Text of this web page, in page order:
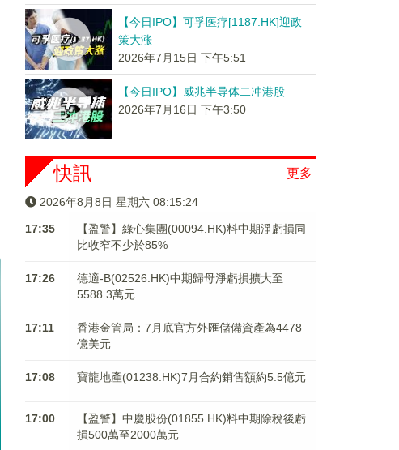
【今日IPO】可孚医疗[1187.HK]迎政
策大涨
2026年7月15日 下午5:51
【今日IPO】威兆半导体二冲港股
2026年7月16日 下午3:50
更多
快訊
2026年8月8日 星期六 08:15:25
17:35
【盈警】綠心集團(00094.HK)料中期淨虧損同
比收窄不少於85%
17:26
德適-B(02526.HK)中期歸母淨虧損擴大至
5588.3萬元
17:11
香港金管局：7月底官方外匯儲備資產為4478
億美元
17:08 寶龍地產(01238.HK)7月合約銷售額約5.5億元
17:00
【盈警】中慶股份(01855.HK)料中期除稅後虧
損500萬至2000萬元